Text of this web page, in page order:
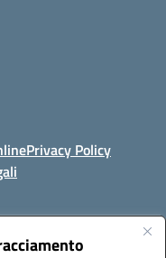
Privacy Policy